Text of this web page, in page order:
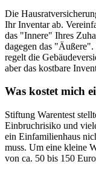
Die
Ihr Inventar ab.
das "Innere" Ihres
dagegen das
regelt die
aber das kostbare
Was kostet mich
Stiftung Warentest
Einbruchrisiko und
ein Einfamilienhaus
muss. Um eine kleine
von ca. 50 bis 150